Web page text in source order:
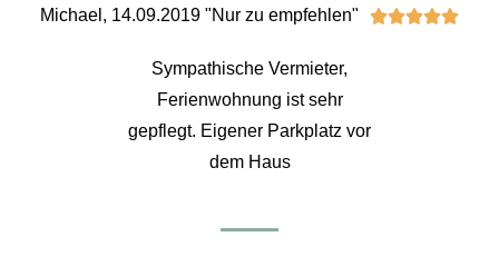
Michael, 14.09.2019 "Nur zu empfehlen" 
Sympathische Vermieter,
Ferienwohnung ist sehr
gepflegt. Eigener Parkplatz vor
dem Haus